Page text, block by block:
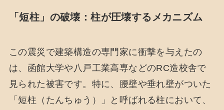
「短柱」の破壊：柱が圧壊するメカニズム
この震災で建築構造の専門家に衝撃を与えたの
は、函館大学や八戸工業高専などのRC造校舎で
見られた被害です。特に、腰壁や垂れ壁がついた
「短柱（たんちゅう）」と呼ばれる柱において、